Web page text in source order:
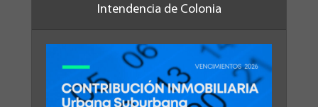
Intendencia de Colonia